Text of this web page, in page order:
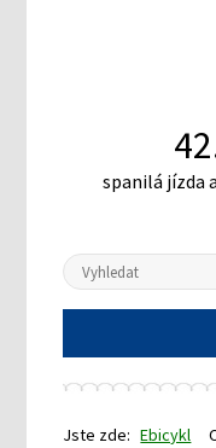
spanilá jízda
Jste zde: Ebicykl